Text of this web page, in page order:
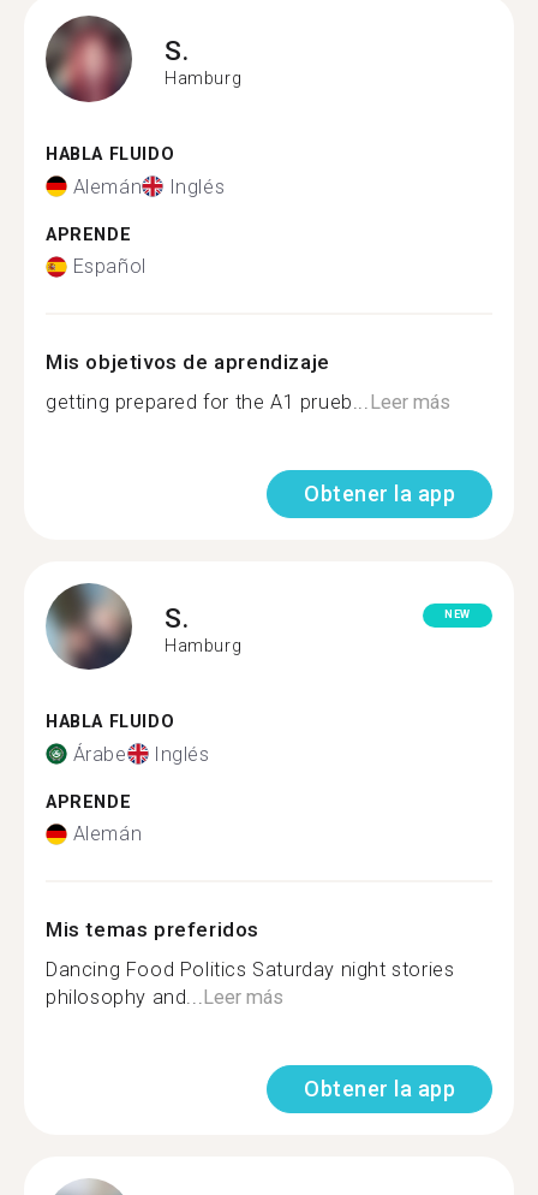
S.
Hamburg
HABLA FLUIDO
Alemán Inglés
APRENDE
Español
Mis objetivos de aprendizaje
getting prepared for the A1 prueb...Leer más
Obtener la app
S.
Hamburg
NEW
HABLA FLUIDO
Árabe Inglés
APRENDE
Alemán
Mis temas preferidos
Dancing Food Politics Saturday night stories
philosophy and...Leer más
Obtener la app